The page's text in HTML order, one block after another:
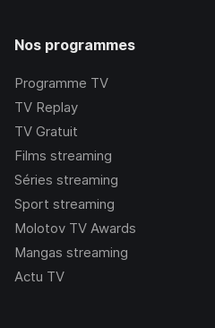
Nos programmes
Programme TV
TV Replay
TV Gratuit
Films streaming
Séries streaming
Sport streaming
Molotov TV Awards
Mangas streaming
Actu TV